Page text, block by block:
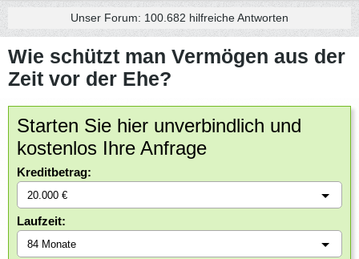
Unser Forum: 100.682 hilfreiche Antworten
Wie schützt man Vermögen aus der
Zeit vor der Ehe?
Starten Sie hier unverbindlich und
kostenlos Ihre Anfrage
Kreditbetrag:
Laufzeit: